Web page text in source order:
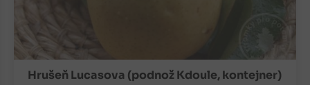
Hrušeň Lucasova (podnož Kdoule, kontejner)